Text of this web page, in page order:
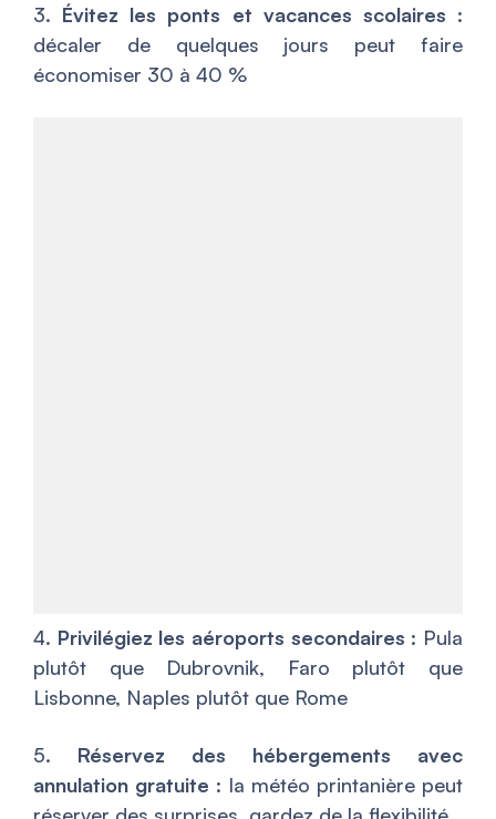
3. Évitez les ponts et vacances scolaires :
décaler de quelques jours peut faire
économiser 30 à 40 %
4. Privilégiez les aéroports secondaires : Pula
plutôt que Dubrovnik, Faro plutôt que
Lisbonne, Naples plutôt que Rome
5. Réservez des hébergements avec
annulation gratuite : la météo printanière peut
réserver des surprises, gardez de la flexibilité